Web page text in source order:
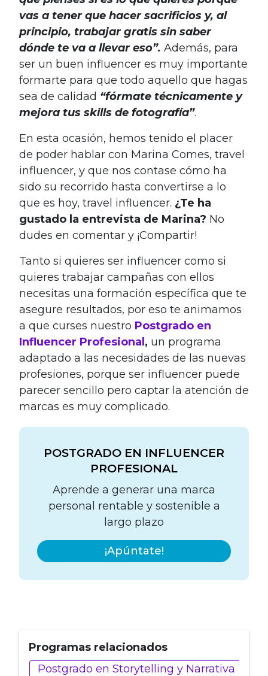
vas a tener que hacer sacrificios y, al
principio, trabajar gratis sin saber
dónde te va a llevar eso”. Además, para
ser un buen influencer es muy importante
formarte para que todo aquello que hagas
sea de calidad “fórmate técnicamente y
mejora tus skills de fotografía”.
En esta ocasión, hemos tenido el placer
de poder hablar con Marina Comes, travel
influencer, y que nos contase cómo ha
sido su recorrido hasta convertirse a lo
que es hoy, travel influencer. ¿Te ha
gustado la entrevista de Marina? No
dudes en comentar y ¡Compartir!
Tanto si quieres ser influencer como si
quieres trabajar campañas con ellos
necesitas una formación específica que te
asegure resultados, por eso te animamos
a que curses nuestro Postgrado en
Influencer Profesional , un programa
adaptado a las necesidades de las nuevas
profesiones, porque ser influencer puede
parecer sencillo pero captar la atención de
marcas es muy complicado.
POSTGRADO EN INFLUENCER
PROFESIONAL
Aprende a generar una marca
personal rentable y sostenible a
largo plazo
¡Apúntate!
Programas relacionados
Postgrado en Storytelling y Narrativa